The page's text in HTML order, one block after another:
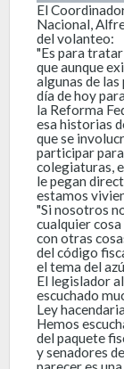
El
Nacional,
del volanteo:
"Es para
que aunque
algunas de
día de hoy
la Reforma
esa historias
que se
participar
colegiaturas,
le pegan
estamos
"Si nosotros
cualquier
con otras
del código
el tema del
El legislador
escuchado
Ley
Hemos
del paquete
y senadores